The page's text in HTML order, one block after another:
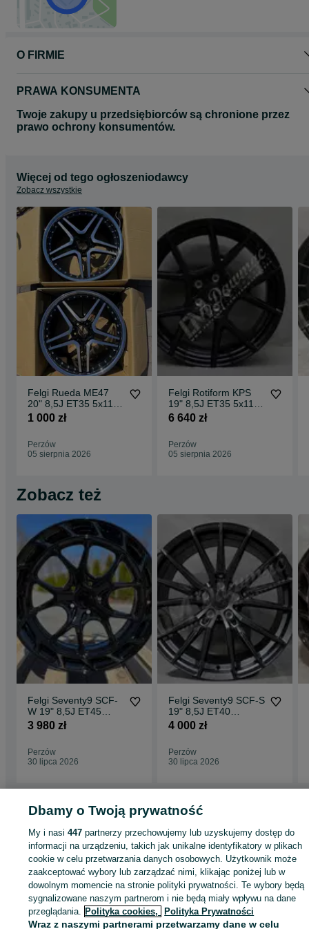
odnośnie wyboru oraz dostępności felg do Państwa samochodu.
O FIRMIE
PRAWA KONSUMENTA
Twoje zakupy u przedsiębiorców są chronione przez
prawo ochrony konsumentów.
Więcej od tego ogłoszeniodawcy
Zobacz wszystkie
Felgi Rueda ME47
20" 8,5J ET35 5x112
CBKF1 / 2 sztuki
1 000 zł
Perzów
05 sierpnia 2026
Felgi Rotiform KPS
19" 8,5J ET35 5x112
Matte Black Face w/
6 640 zł
Perzów
05 sierpnia 2026
Zobacz też
Felgi Seventy9 SCF-
W 19" 8,5J ET45
5x112 Black Glossy
3 980 zł
Perzów
30 lipca 2026
Felgi Seventy9 SCF-S
19" 8,5J ET40
5x114,3 Half Black
4 000 zł
Perzów
30 lipca 2026
- Perzów
KATEGORIA
ID:1002424184 Wyświetlenia:
Dbamy o Twoją prywatność
My i nasi447 partnerzy przechowujemy lub uzyskujemy dostęp do
informacji na urządzeniu, takich jak unikalne identyfikatory w plikach
cookie w celu przetwarzania danych osobowych. Użytkownik może
zaakceptować wybory lub zarządzać nimi, klikając poniżej lub w
dowolnym momencie na stronie polityki prywatności. Te wybory będą
sygnalizowane naszym partnerom i nie będą miały wpływu na dane
przeglądania. Polityka cookies, Polityka Prywatności
Wraz z naszymi partnerami przetwarzamy dane w celu